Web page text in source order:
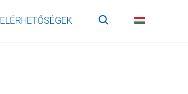
ELÉRHETŐSÉGEK Keresés